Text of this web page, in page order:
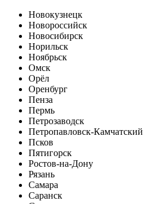
Новокузнецк
Новороссийск
Новосибирск
Норильск
Ноябрьск
Омск
Орёл
Оренбург
Пенза
Пермь
Петрозаводск
Петропавловск-Камчатский
Псков
Пятигорск
Ростов-на-Дону
Рязань
Самара
Саранск